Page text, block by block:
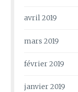
avril 2019
mars 2019
février 2019
janvier 2019